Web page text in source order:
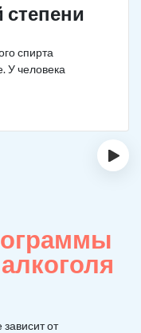
степени
спирта
У человека
›
от